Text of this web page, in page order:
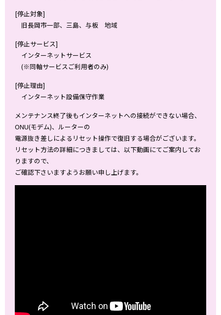
[停止対象]
旧長岡市一部、三島、与板 地域
[停止サービス]
インターネットサービス
(※同軸サービスご利用者のみ)
[停止理由]
インターネット設備保守作業
メンテナンス終了後もインターネットへの接続ができない場合、
ONU(モデム)、ルーターの
電源抜き差しによるリセット操作で復旧する場合がございます。
リセット方法の詳細につきましては、以下動画にてご案内してお
りますので、
ご確認下さいますようお願い申し上げます。